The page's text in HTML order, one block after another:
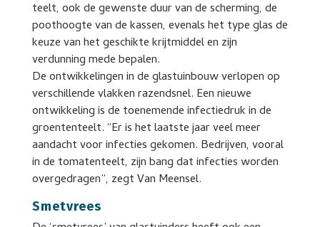
teelt, ook de gewenste duur van de scherming, de
poothoogte van de kassen, evenals het type glas de
keuze van het geschikte krijtmiddel en zijn
verdunning mede bepalen.
De ontwikkelingen in de glastuinbouw verlopen op
verschillende vlakken razendsnel. Een nieuwe
ontwikkeling is de toenemende infectiedruk in de
groententeelt. “Er is het laatste jaar veel meer
aandacht voor infecties gekomen. Bedrijven, vooral
in de tomatenteelt, zijn bang dat infecties worden
overgedragen”, zegt Van Meensel.
Smetvrees